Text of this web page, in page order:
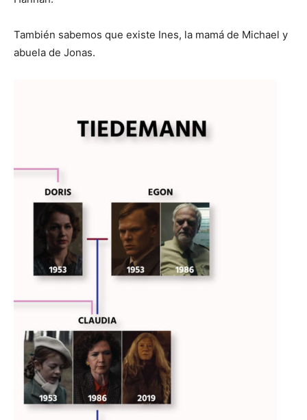
También sabemos que existe Ines, la mamá de Michael y
abuela de Jonas.